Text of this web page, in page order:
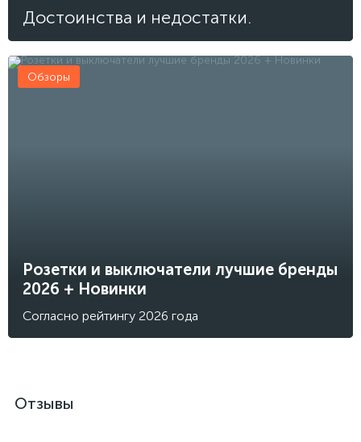
Достоинства и недостатки.
Розетки и выключатели лучшие бренды
2026 + Новинки
Согласно рейтингу 2026 года
Обзоры
Отзывы